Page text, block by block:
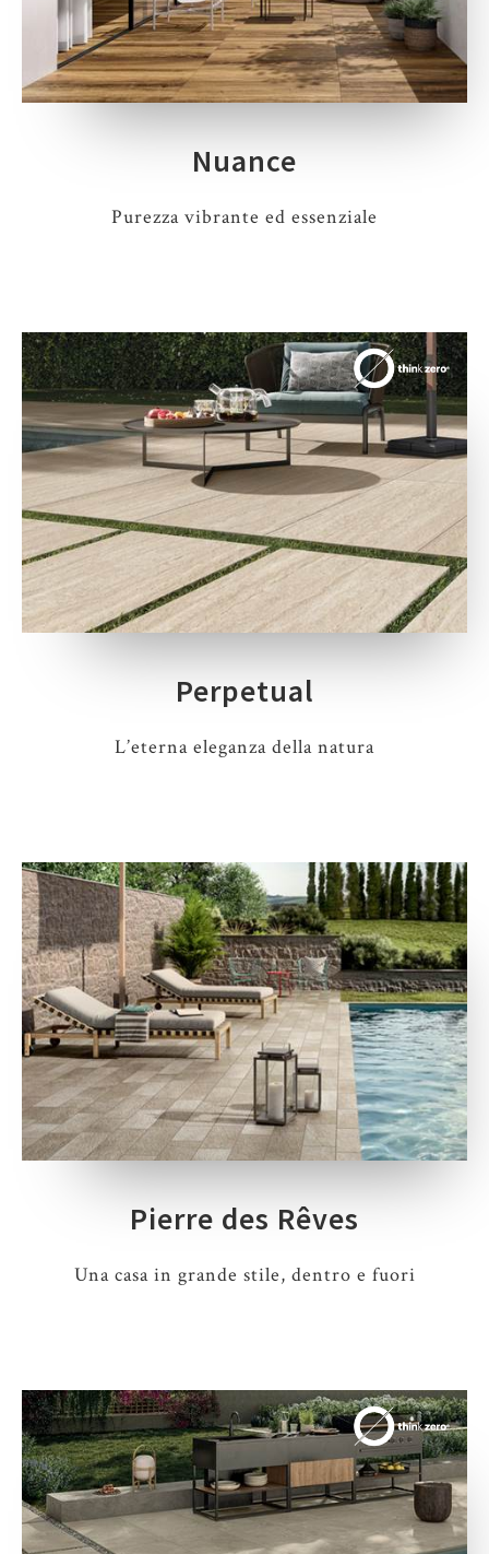
Nuance
Purezza vibrante ed essenziale
Perpetual
L’eterna eleganza della natura
Pierre des Rêves
Una casa in grande stile, dentro e fuori